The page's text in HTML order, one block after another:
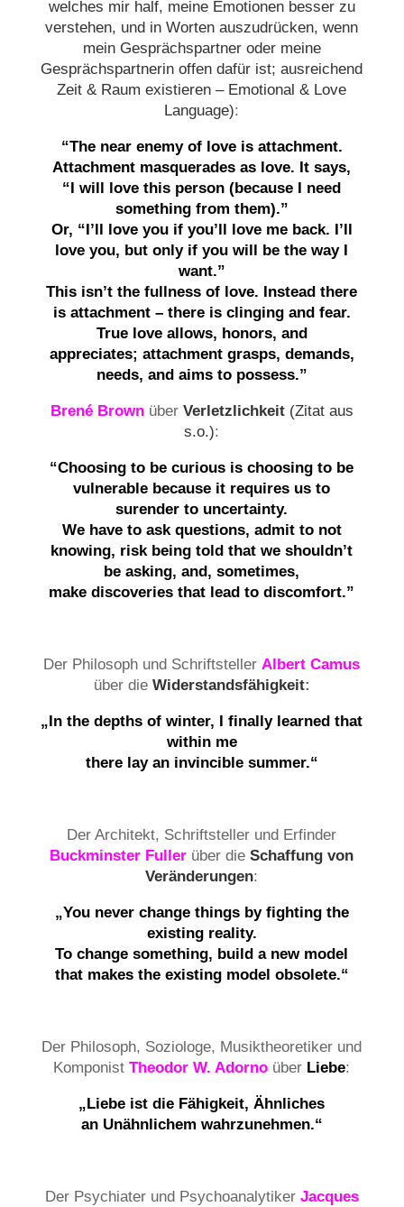
welches mir half, meine Emotionen besser zu
verstehen, und in Worten auszudrücken, wenn
mein Gesprächspartner oder meine
Gesprächspartnerin offen dafür ist; ausreichend
Zeit & Raum existieren – Emotional & Love
Language):
“The near enemy of love is attachment.
Attachment masquerades as love. It says,
“I will love this person (because I need
something from them).”
Or, “I’ll love you if you’ll love me back. I’ll
love you, but only if you will be the way I
want.”
This isn’t the fullness of love. Instead there
is attachment – there is clinging and fear.
True love allows, honors, and
appreciates; attachment grasps, demands,
needs, and aims to possess.”
Brené Brownüber Verletzlichkeit (Zitat aus
s.o.):
“Choosing to be curious is choosing to be
vulnerable because it requires us to
surender to uncertainty.
We have to ask questions, admit to not
knowing, risk being told that we shouldn’t
be asking, and, sometimes,
make discoveries that lead to discomfort.”
Der Philosoph und Schriftsteller Albert Camus
über die Widerstandsfähigkeit:
„In the depths of winter, I finally learned that
within me
there lay an invincible summer.“
Der Architekt, Schriftsteller und Erfinder
Buckminster Fuller über dieSchaffung von
Veränderungen:
„You never change things by fighting the
existing reality.
To change something, build a new model
that makes the existing model obsolete.“
Der Philosoph, Soziologe, Musiktheoretiker und
KomponistTheodor W. Adorno über Liebe:
„Liebe ist die Fähigkeit, Ähnliches
an Unähnlichem wahrzunehmen.“
Der Psychiater und Psychoanalytiker Jacques